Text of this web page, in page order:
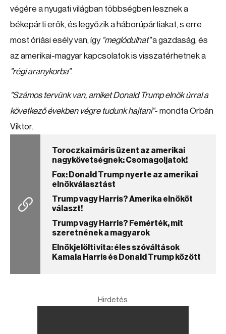
végére a nyugati világban többségben lesznek a
békepárti erők, és legyőzik a háborúpártiakat, s erre
most óriási esély van, így "meglódulhat"a gazdaság, és
az amerikai-magyar kapcsolatok is visszatérhetnek a
"régi aranykorba".
"Számos tervünk van, amiket Donald Trump elnök úrral a
következő években végre tudunk hajtani"- mondta Orbán
Viktor.
Toroczkai máris üzent az amerikai
nagykövetségnek: Csomagoljatok!
Fox: Donald Trump nyerte az amerikai
elnökválasztást
Trump vagy Harris? Amerika elnököt
választ!
Trump vagy Harris? Femérték, mit
szeretnének a magyarok
Elnökjelölti vita: éles szóváltások
Kamala Harris és Donald Trump között
Hirdetés